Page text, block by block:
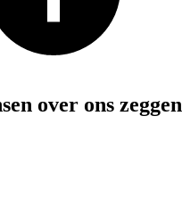
over ons zeggen